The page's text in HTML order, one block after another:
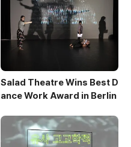
Salad Theatre Wins Best D
ance Work Award in Berlin